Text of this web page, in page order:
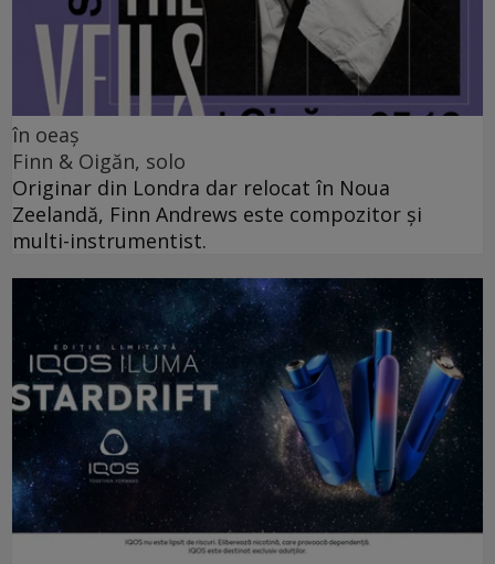
în oeaș
Finn & Oigăn, solo
Originar din Londra dar relocat în Noua
Zeelandă, Finn Andrews este compozitor și
multi-instrumentist.